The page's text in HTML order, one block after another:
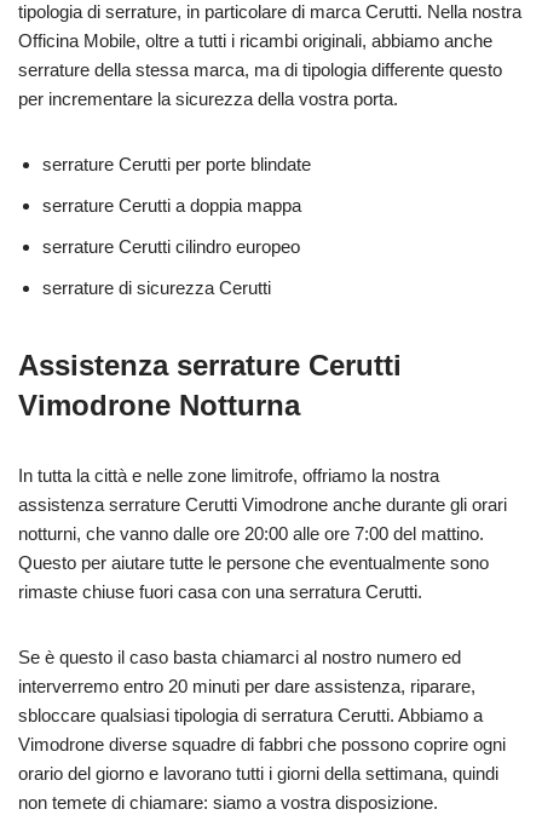
tipologia di serrature, in particolare di marca Cerutti. Nella nostra
Officina Mobile, oltre a tutti i ricambi originali, abbiamo anche
serrature della stessa marca, ma di tipologia differente questo
per incrementare la sicurezza della vostra porta.
serrature Cerutti per porte blindate
serrature Cerutti a doppia mappa
serrature Cerutti cilindro europeo
serrature di sicurezza Cerutti
Assistenza serrature Cerutti
Vimodrone Notturna
In tutta la città e nelle zone limitrofe, offriamo la nostra
assistenza serrature Cerutti Vimodrone anche durante gli orari
notturni, che vanno dalle ore 20:00 alle ore 7:00 del mattino.
Questo per aiutare tutte le persone che eventualmente sono
rimaste chiuse fuori casa con una serratura Cerutti.
Se è questo il caso basta chiamarci al nostro numero ed
interverremo entro 20 minuti per dare assistenza, riparare,
sbloccare qualsiasi tipologia di serratura Cerutti. Abbiamo a
Vimodrone diverse squadre di fabbri che possono coprire ogni
orario del giorno e lavorano tutti i giorni della settimana, quindi
non temete di chiamare: siamo a vostra disposizione.